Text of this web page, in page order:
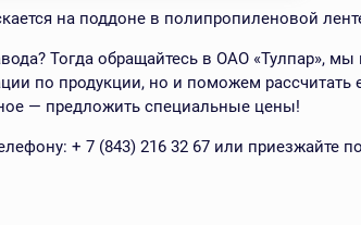
на поддоне в полипропиленовой
Тогда обращайтесь в ОАО «Тулпар»,
по продукции, но и поможем рассчитать
— предложить специальные цены!
+ 7 (843) 216 32 67 или приезжайте по